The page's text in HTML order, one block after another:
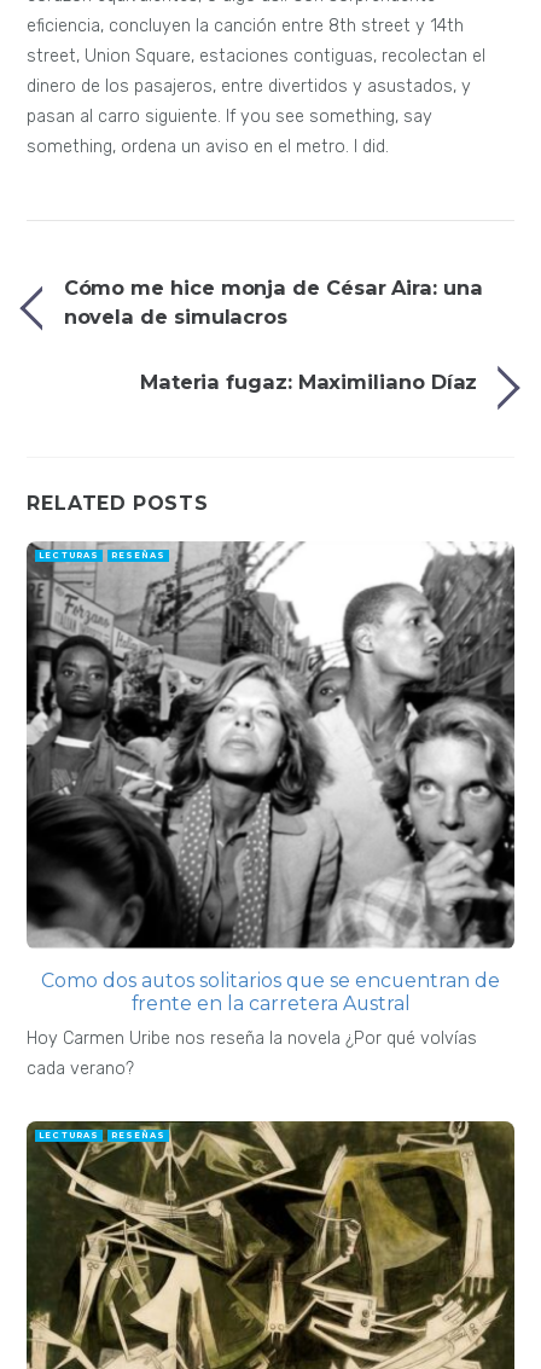
eficiencia, concluyen la canción entre 8th street y 14th
street, Union Square, estaciones contiguas, recolectan el
dinero de los pasajeros, entre divertidos y asustados, y
pasan al carro siguiente. If you see something, say
something, ordena un aviso en el metro. I did.
Cómo me hice monja de César Aira: una
novela de simulacros
Materia fugaz: Maximiliano Díaz
RELATED POSTS
LECTURAS RESEÑAS
Como dos autos solitarios que se encuentran de
frente en la carretera Austral
Hoy Carmen Uribe nos reseña la novela ¿Por qué volvías
cada verano?
LECTURAS RESEÑAS